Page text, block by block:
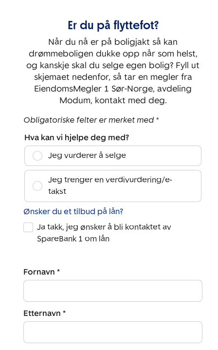
7
Soverom:
4
Er du på flyttefot?
Når du nå er på boligjakt så kan
drømmeboligen dukke opp når som helst,
og kanskje skal du selge egen bolig? Fyll ut
skjemaet nedenfor, så tar en megler fra
EiendomsMegler 1 Sør-Norge, avdeling
Modum, kontakt med deg.
Obligatoriske felter er merket med *
Hva kan vi hjelpe deg med?
Jeg vurderer å selge
Jeg trenger en verdivurdering/e-
takst
Ønsker du et tilbud på lån?
Ja takk, jeg ønsker å bli kontaktet av
SpareBank 1 om lån
Fornavn *
Etternavn *